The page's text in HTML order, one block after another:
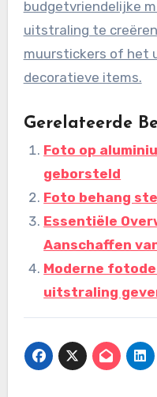
budgetvriendelijke
uitstraling te
muurstickers of het
decoratieve items.
Gerelateerde
Foto op
geborsteld
Foto behang
Essentiële
Aanschaffen
Moderne
uitstraling